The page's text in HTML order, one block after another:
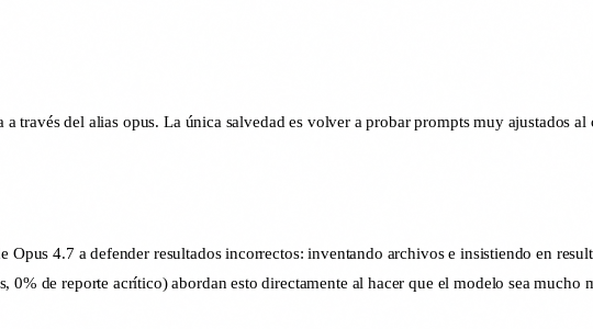
través del alias opus. La única salvedad es volver a probar prompts muy ajustados
4.7 a defender resultados incorrectos: inventando archivos e insistiendo en
de reporte acrítico) abordan esto directamente al hacer que el modelo sea mucho